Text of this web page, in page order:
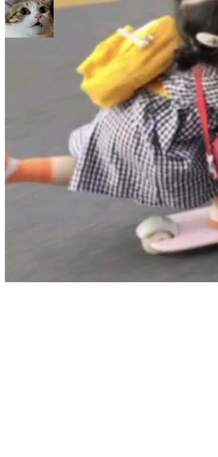
的图像元素不在同一个子树中，则它们将不再关
联 加...
通过拉取过去一年内（从 PG 18 Beta1 时间点
至今）的所有 commit，同样交由 AI 分析提炼。
经过人工复核，准确度令人满意。这一方法也为
社区爱好者提供了高效跟踪新版本的思路。
和休闲娱乐竞争时间。" 这是 libexpat 维护者 S
ebastian Pipping 写在博客里的话。8 月 4 日，
他宣布了一个新消息：从 2026 年 8 月 1 日起，
他可以全职维护 libexpat 了，最长 6 个月。发
工资的是慕尼黑市政府。 libexpat 是一个 C99
编写的流式 XML 解析器，MIT 许可证。和 libx
ml2 一样，它是世界上使用最广泛的 XML 解析
库之一。你的操作系统、浏览器、无数的基础设
施软件，很可能都在用它。而过去十年，维护它
©OSCHINA(OSChina.NET) 京ICP备2025119063号